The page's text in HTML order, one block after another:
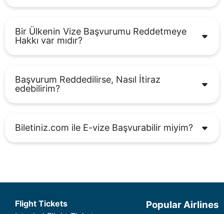
Bir Ülkenin Vize Başvurumu Reddetmeye
Hakkı var mıdır?
Başvurum Reddedilirse, Nasıl İtiraz
edebilirim?
Biletiniz.com ile E-vize Başvurabilir miyim?
Flight Tickets
Popular Airlines